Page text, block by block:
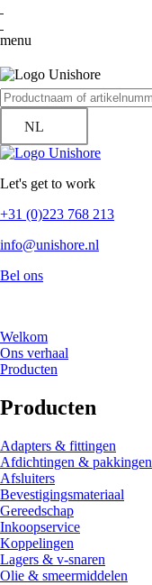
menu
NL
Let's get to work
+31 (0)223 768 213
info@unishore.nl
Bel ons
Welkom
Ons verhaal
Producten
Producten
Adapters & fittingen
Afdichtingen & pakkingen
Afsluiters
Bevestigingsmateriaal
Gereedschap
Inkoopservice
Koppelingen
Lagers & v-snaren
Olie & smeermiddelen